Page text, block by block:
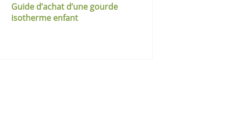
Guide d’achat d’une gourde
isotherme enfant